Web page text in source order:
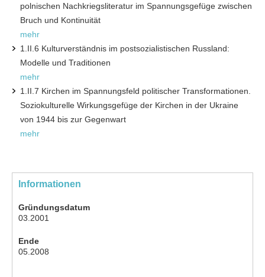
polnischen Nachkriegsliteratur im Spannungsgefüge zwischen
Bruch und Kontinuität
mehr
1.II.6 Kulturverständnis im postsozialistischen Russland:
Modelle und Traditionen
mehr
1.II.7 Kirchen im Spannungsfeld politischer Transformationen.
Soziokulturelle Wirkungsgefüge der Kirchen in der Ukraine
von 1944 bis zur Gegenwart
mehr
Informationen
Gründungsdatum
03.2001
Ende
05.2008